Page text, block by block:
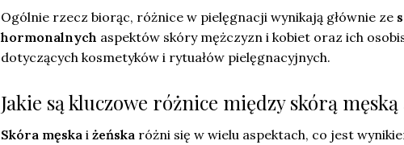
Ogólnie rzecz biorąc, różnice w pielęgnacji wynikają głównie ze
hormonalnych aspektów skóry mężczyzn i kobiet oraz ich
dotyczących kosmetyków i rytuałów pielęgnacyjnych.
Jakie są kluczowe różnice między skórą męską
Skóra męska i żeńska różni się w wielu aspektach, co jest